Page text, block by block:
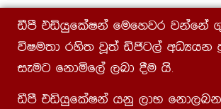
ãmS tähqflaIka fufyjr jkafka
úIu;d rys; jQ;a äðg,a wOHhk
ieug fkdñf,a ,nd §u hs¡
ãmS tähqflaIka hkq ,dN